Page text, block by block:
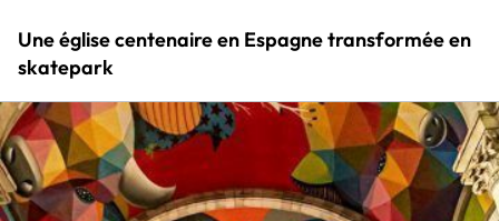
Une église centenaire en Espagne transformée en
skatepark